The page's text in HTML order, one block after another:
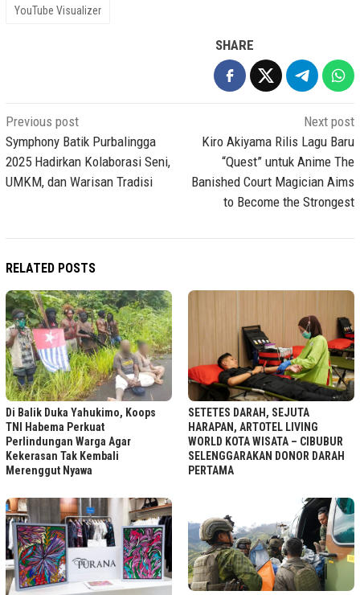
YouTube Visualizer
SHARE
Post
navigation
Previous post
Symphony Batik Purbalingga
2025 Hadirkan Kolaborasi Seni,
UMKM, dan Warisan Tradisi
Next post
Kiro Akiyama Rilis Lagu Baru
“Quest” untuk Anime The
Banished Court Magician Aims
to Become the Strongest
RELATED POSTS
Di Balik Duka Yahukimo, Koops
TNI Habema Perkuat
Perlindungan Warga Agar
Kekerasan Tak Kembali
Merenggut Nyawa
SETETES DARAH, SEJUTA
HARAPAN, ARTOTEL LIVING
WORLD KOTA WISATA – CIBUBUR
SELENGGARAKAN DONOR DARAH
PERTAMA